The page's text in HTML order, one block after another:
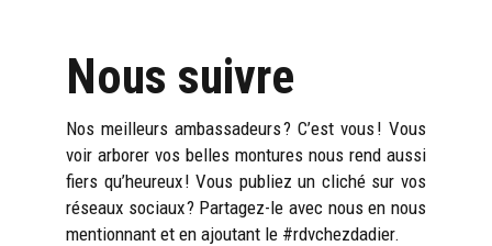
Nous suivre
Nos meilleurs ambassadeurs ? C’est vous ! Vous
voir arborer vos belles montures nous rend aussi
fiers qu’heureux ! Vous publiez un cliché sur vos
réseaux sociaux ? Partagez-le avec nous en nous
mentionnant et en ajoutant le #rdvchezdadier.